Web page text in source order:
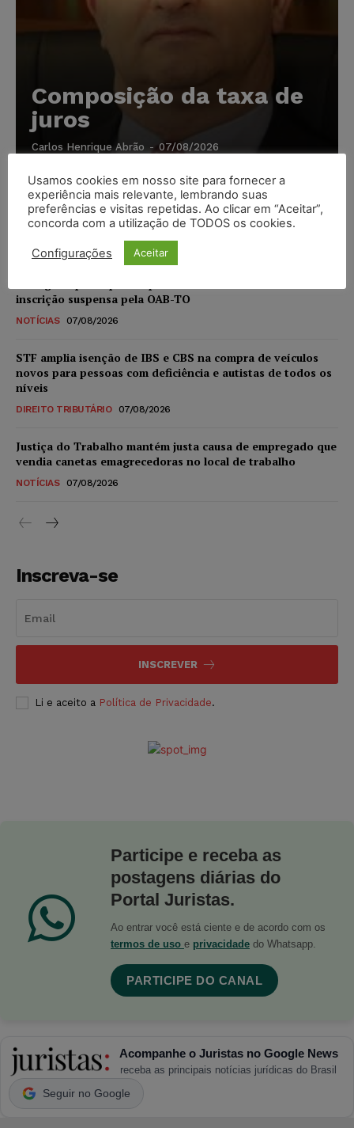
Composição da taxa de
juros
Carlos Henrique Abrão - 07/08/2026
Meta é alvo de denúncia após anúncios com conteúdo
sexual infantil gerado por IA circularem em suas
plataformas
NOTÍCIAS 07/08/2026
inscrição suspensa pela OAB-TO
NOTÍCIAS 07/08/2026
STF amplia isenção de IBS e CBS na compra de veículos
novos para pessoas com deficiência e autistas de todos os
níveis
DIREITO TRIBUTÁRIO 07/08/2026
Justiça do Trabalho mantém justa causa de empregado que
vendia canetas emagrecedoras no local de trabalho
NOTÍCIAS 07/08/2026
Inscreva-se
INSCREVER
Li e aceito a Política de Privacidade.
Participe e receba as
postagens diárias do
Portal Juristas.
Ao entrar você está ciente e de acordo com os
termos de uso e privacidade do Whatsapp.
PARTICIPE DO CANAL
Acompanhe o Juristas no Google News
receba as principais notícias jurídicas do Brasil
Seguir no Google
Usamos cookies em nosso site para fornecer a
experiência mais relevante, lembrando suas
preferências e visitas repetidas. Ao clicar em “Aceitar”,
concorda com a utilização de TODOS os cookies.
Configurações Aceitar